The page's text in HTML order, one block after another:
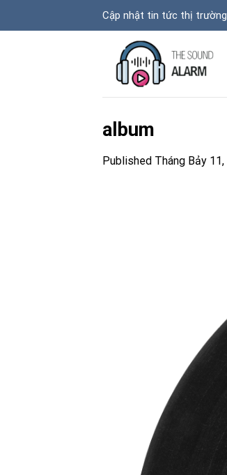
Cập nhật tin tức thị
album
Published Tháng Bảy